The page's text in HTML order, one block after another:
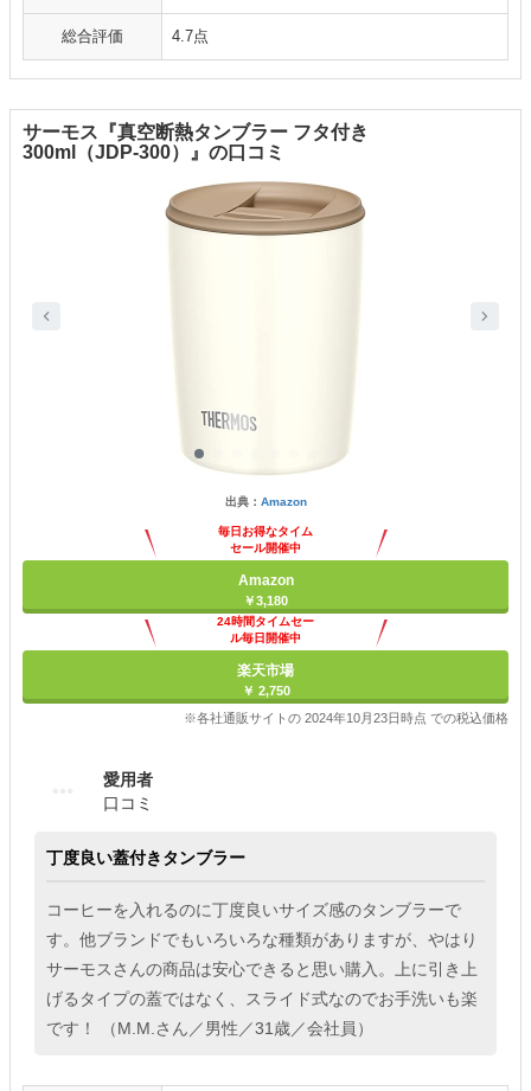
総合評価 4.7点
サーモス『真空断熱タンブラー フタ付き
300ml（JDP-300）』の口コミ
出典： Amazon
毎日お得なタイム
セール開催中
Amazon
￥3,180
24時間タイムセー
ル毎日開催中
楽天市場
￥ 2,750
※各社通販サイトの 2024年10月23日時点 での税込価格
愛用者
口コミ
丁度良い蓋付きタンブラー
コーヒーを入れるのに丁度良いサイズ感のタンブラーで
す。他ブランドでもいろいろな種類がありますが、やはり
サーモスさんの商品は安心できると思い購入。上に引き上
げるタイプの蓋ではなく、スライド式なのでお手洗いも楽
です！ （M.M.さん／男性／31歳／会社員）